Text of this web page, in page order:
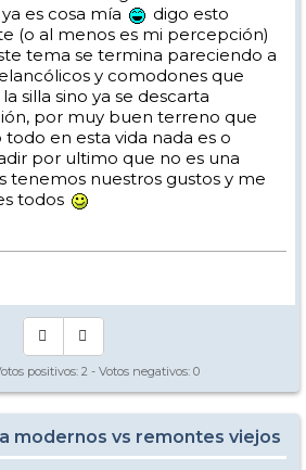
es cosa mía
digo esto
(o al menos es mi percepción)
tema se termina pareciendo a
y comodones que
silla sino ya se descarta
por muy buen terreno que
en esta vida nada es o
por ultimo que no es una
tenemos nuestros gustos y me
todos
positivos: 2 - Votos negativos: 0
modernos vs remontes viejos